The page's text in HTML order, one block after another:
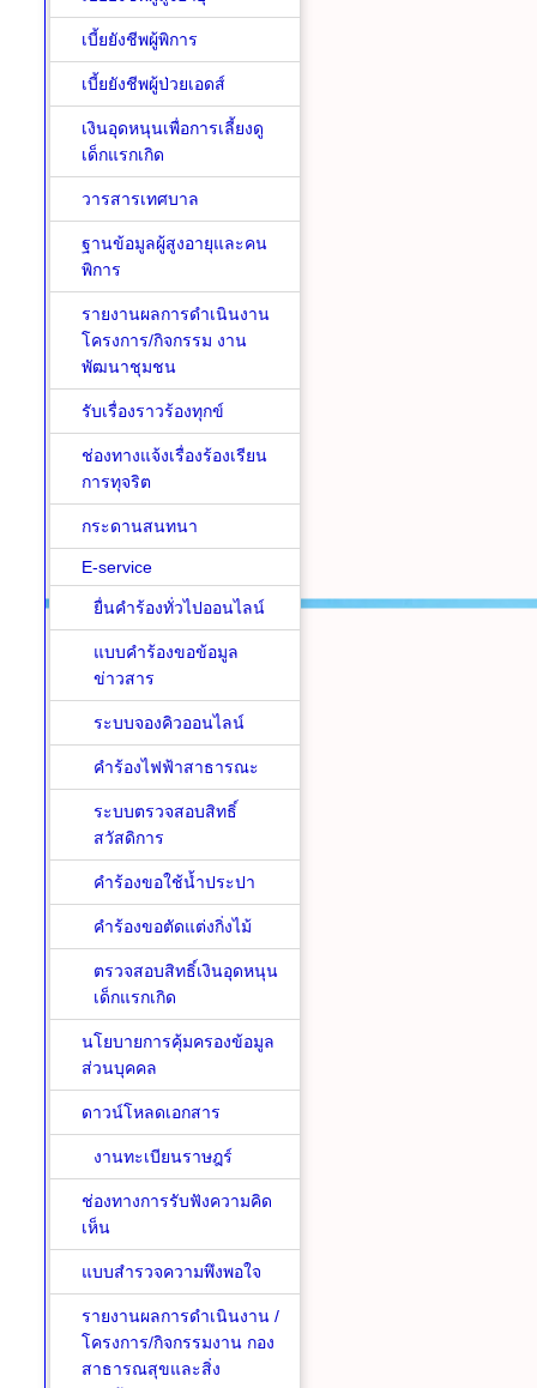
เบี้ยยังชีพผู้พิการ
เบี้ยยังชีพผู้ป่วยเอดส์
เงินอุดหนุนเพื่อการเลี้ยงดู
เด็กแรกเกิด
วารสารเทศบาล
ฐานข้อมูลผู้สูงอายุและคน
พิการ
รายงานผลการดำเนินงาน
โครงการ/กิจกรรม งาน
พัฒนาชุมชน
รับเรื่องราวร้องทุกข์
ช่องทางแจ้งเรื่องร้องเรียน
การทุจริต
กระดานสนทนา
E-service
ยื่นคำร้องทั่วไปออนไลน์
แบบคำร้องขอข้อมูล
ข่าวสาร
ระบบจองคิวออนไลน์
คำร้องไฟฟ้าสาธารณะ
ระบบตรวจสอบสิทธิ์
สวัสดิการ
คำร้องขอใช้น้ำประปา
คำร้องขอตัดแต่งกิ่งไม้
ตรวจสอบสิทธิ์เงินอุดหนุน
เด็กแรกเกิด
นโยบายการคุ้มครองข้อมูล
ส่วนบุคคล
ดาวน์โหลดเอกสาร
งานทะเบียนราษฎร์
ช่องทางการรับฟังความคิด
เห็น
แบบสำรวจความพึงพอใจ
รายงานผลการดำเนินงาน /
โครงการ/กิจกรรมงาน กอง
สาธารณสุขและสิ่ง